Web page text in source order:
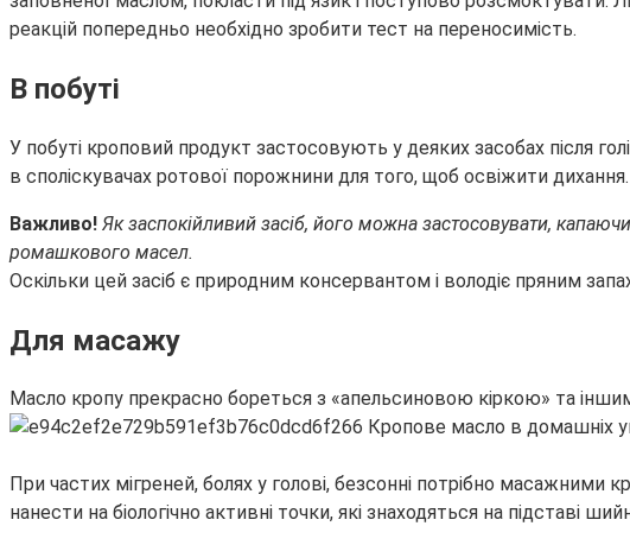
реакцій попередньо необхідно зробити тест на переносимість.
В побуті
У побуті кроповий продукт застосовують у деяких засобах після
в споліскувачах ротової порожнини для того, щоб освіжити
Важливо! Як заспокійливий засіб, його можна застосовувати,
ромашкового масел.
Оскільки цей засіб є природним консервантом і володіє пряним
Для масажу
Масло кропу прекрасно бореться з «апельсиновою кіркою» та
При частих мігреней, болях у голові, безсонні потрібно масажними
нанести на біологічно активні точки, які знаходяться на підставі